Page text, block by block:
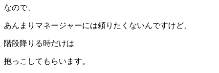
なので、
あんまりマネージャーには頼りたくないんですけど、
階段降りる時だけは
抱っこしてもらいます。